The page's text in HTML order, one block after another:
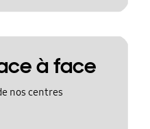
à face
nos centres